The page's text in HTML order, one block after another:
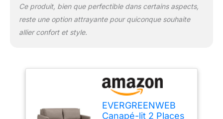
Matériaux de qualité : le
canapé est fabriqué avec
un tissu doux et un
agréable et relaxante. Le
tissu de haute qualité,
facile à nettoyer est
conserve son aspect
Ce produit, bien que perfectible dans certains aspects,
reste une option attrayante pour quiconque souhaite
allier confort et style.
EVERGREENWEB
Canapé-lit 2 Places